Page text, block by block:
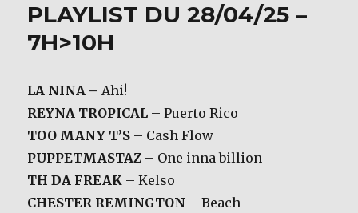
PLAYLIST DU 28/04/25 –
7H>10H
LA NINA –Ahi!
REYNA TROPICAL – Puerto Rico
TOO MANY T’S – Cash Flow
PUPPETMASTAZ – One inna billion
TH DA FREAK – Kelso
CHESTER REMINGTON – Beach